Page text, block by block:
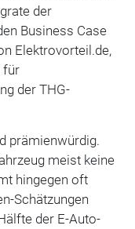
der
Business Case
Elektrovorteil.de,
für
der THG-
prämienwürdig.
meist keine
hingegen oft
Schätzungen
der E-Auto-